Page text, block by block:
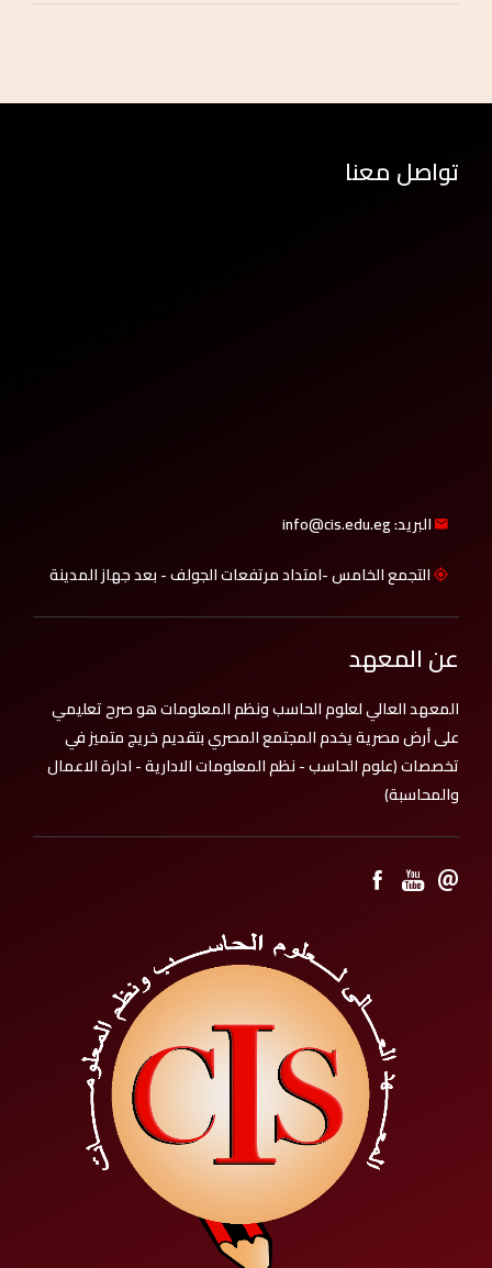
تواصل معنا
البريد: info@cis.edu.eg
التجمع الخامس -امتداد مرتفعات الجولف - بعد جهاز المدينة
عن المعهد
المعهد العالي لعلوم الحاسب ونظم المعلومات هو صرح تعليمي
على أرض مصرية يخدم المجتمع المصري بتقديم خريج متميز في
تخصصات (علوم الحاسب - نظم المعلومات الادارية - ادارة الاعمال
والمحاسبة)